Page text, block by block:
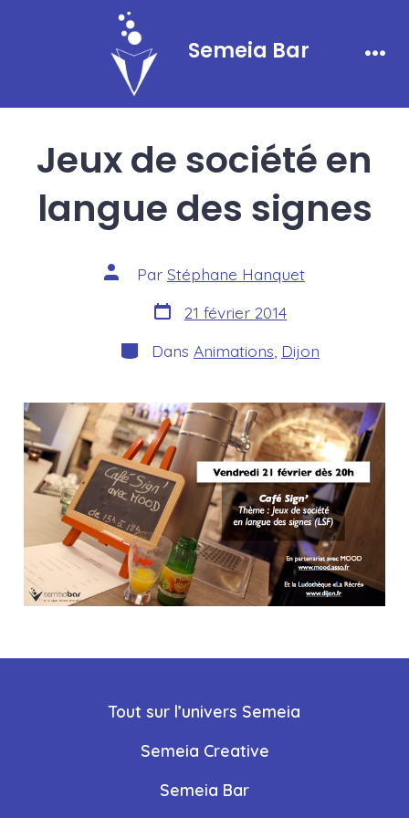
Semeia Bar
Jeux de société en
langue des signes
Auteur
de
publication
Par Stéphane Hanquet
Date
de
21 février 2014
Catégories
Dans Animations Dijon
Tout sur l’univers Semeia
Semeia Creative
Semeia Bar